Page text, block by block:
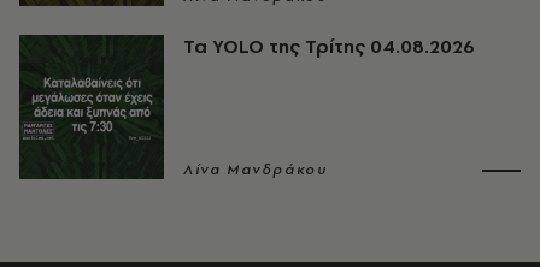
Τα YOLO της Τρίτης 04.08.2026
Λίνα Μανδράκου